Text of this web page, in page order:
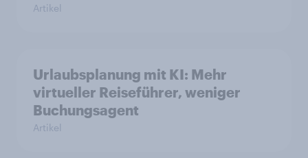
Artikel
Urlaubsplanung mit KI: Mehr
virtueller Reiseführer, weniger
Buchungsagent
Artikel